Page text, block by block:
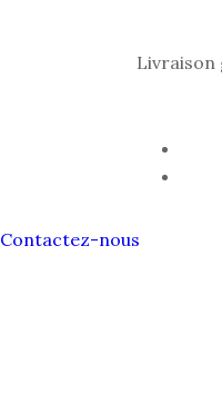
Livraison
Contactez-nous